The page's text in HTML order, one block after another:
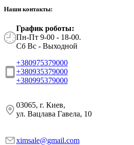
Наши контакты:
График роботы:
Пн-Пт 9-00 - 18-00.
Сб Вс - Выходной
+380975379000
+380935379000
+380995379000
03065, г. Киев,
ул. Вацлава Гавела, 10
ximsale@gmail.com